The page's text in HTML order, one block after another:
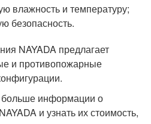
влажность и температуру;
безопасность.
NAYADA предлагает
и противопожарные
больше информации о
и узнать их стоимость,